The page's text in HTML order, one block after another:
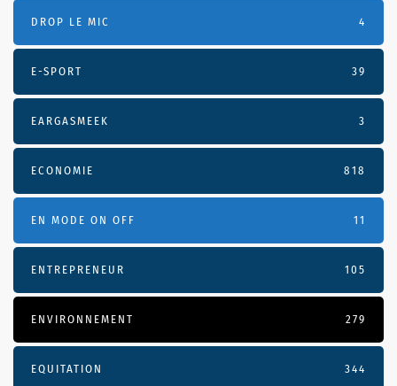
DROP LE MIC 4
E-SPORT 39
EARGASMEEK 3
ECONOMIE 818
EN MODE ON OFF 11
ENTREPRENEUR 105
ENVIRONNEMENT 279
EQUITATION 344